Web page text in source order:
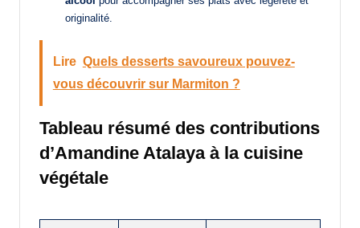
originalité.
Lire Quels desserts savoureux pouvez-
vous découvrir sur Marmiton ?
Tableau résumé des contributions
d’Amandine Atalaya à la cuisine
végétale